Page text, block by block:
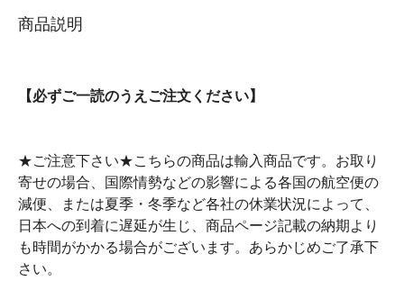
商品説明
【必ずご一読のうえご注文ください】
★ご注意下さい★こちらの商品は輸入商品です。お取り
寄せの場合、国際情勢などの影響による各国の航空便の
減便、または夏季・冬季など各社の休業状況によって、
日本への到着に遅延が生じ、商品ページ記載の納期より
も時間がかかる場合がございます。あらかじめご了承下
さい。